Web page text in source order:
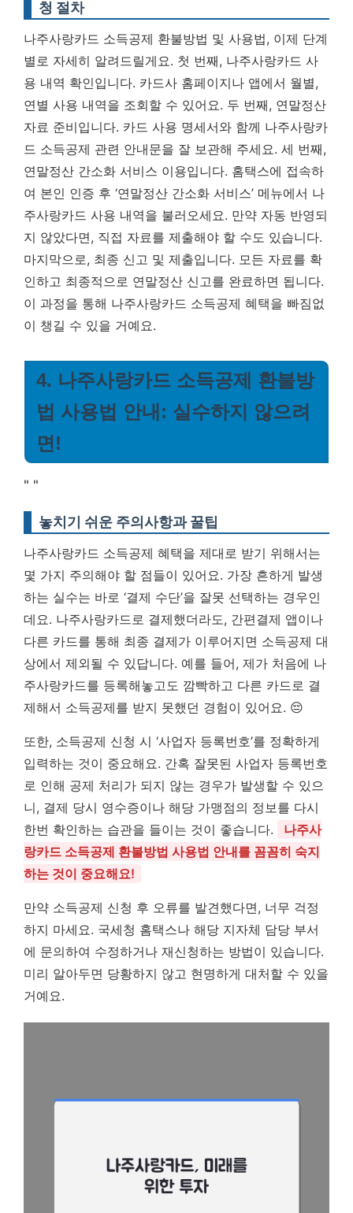
청 절차
나주사랑카드 소득공제 환불방법 및 사용법, 이제 단계
별로 자세히 알려드릴게요. 첫 번째, 나주사랑카드 사
용 내역 확인입니다. 카드사 홈페이지나 앱에서 월별,
연별 사용 내역을 조회할 수 있어요. 두 번째, 연말정산
자료 준비입니다. 카드 사용 명세서와 함께 나주사랑카
드 소득공제 관련 안내문을 잘 보관해 주세요. 세 번째,
연말정산 간소화 서비스 이용입니다. 홈택스에 접속하
여 본인 인증 후 ‘연말정산 간소화 서비스’ 메뉴에서 나
주사랑카드 사용 내역을 불러오세요. 만약 자동 반영되
지 않았다면, 직접 자료를 제출해야 할 수도 있습니다.
마지막으로, 최종 신고 및 제출입니다. 모든 자료를 확
인하고 최종적으로 연말정산 신고를 완료하면 됩니다.
이 과정을 통해 나주사랑카드 소득공제 혜택을 빠짐없
이 챙길 수 있을 거예요.
4. 나주사랑카드 소득공제 환불방
법 사용법 안내: 실수하지 않으려
면!
" "
놓치기 쉬운 주의사항과 꿀팁
나주사랑카드 소득공제 혜택을 제대로 받기 위해서는
몇 가지 주의해야 할 점들이 있어요. 가장 흔하게 발생
하는 실수는 바로 ‘결제 수단’을 잘못 선택하는 경우인
데요. 나주사랑카드로 결제했더라도, 간편결제 앱이나
다른 카드를 통해 최종 결제가 이루어지면 소득공제 대
상에서 제외될 수 있답니다. 예를 들어, 제가 처음에 나
주사랑카드를 등록해놓고도 깜빡하고 다른 카드로 결
제해서 소득공제를 받지 못했던 경험이 있어요. 😔
또한, 소득공제 신청 시 ‘사업자 등록번호’를 정확하게
입력하는 것이 중요해요. 간혹 잘못된 사업자 등록번호
로 인해 공제 처리가 되지 않는 경우가 발생할 수 있으
니, 결제 당시 영수증이나 해당 가맹점의 정보를 다시
한번 확인하는 습관을 들이는 것이 좋습니다.
나주사
랑카드 소득공제 환불방법 사용법 안내를 꼼꼼히 숙지
하는 것이 중요해요!
만약 소득공제 신청 후 오류를 발견했다면, 너무 걱정
하지 마세요. 국세청 홈택스나 해당 지자체 담당 부서
에 문의하여 수정하거나 재신청하는 방법이 있습니다.
미리 알아두면 당황하지 않고 현명하게 대처할 수 있을
거예요.